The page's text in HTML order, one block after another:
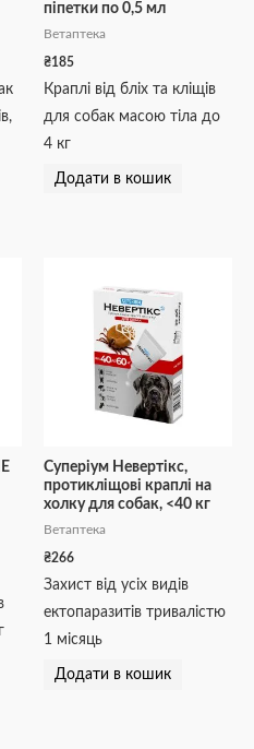
піпетки по 0,5 мл
Ветаптека
₴185
Краплі від бліх та кліщів
для собак масою тіла до
4 кг
Додати в кошик
Суперіум Невертікс,
протикліщові краплі на
холку для собак, <40 кг
Ветаптека
₴266
Захист від усіх видів
ектопаразитів тривалістю
1 місяць
Додати в кошик